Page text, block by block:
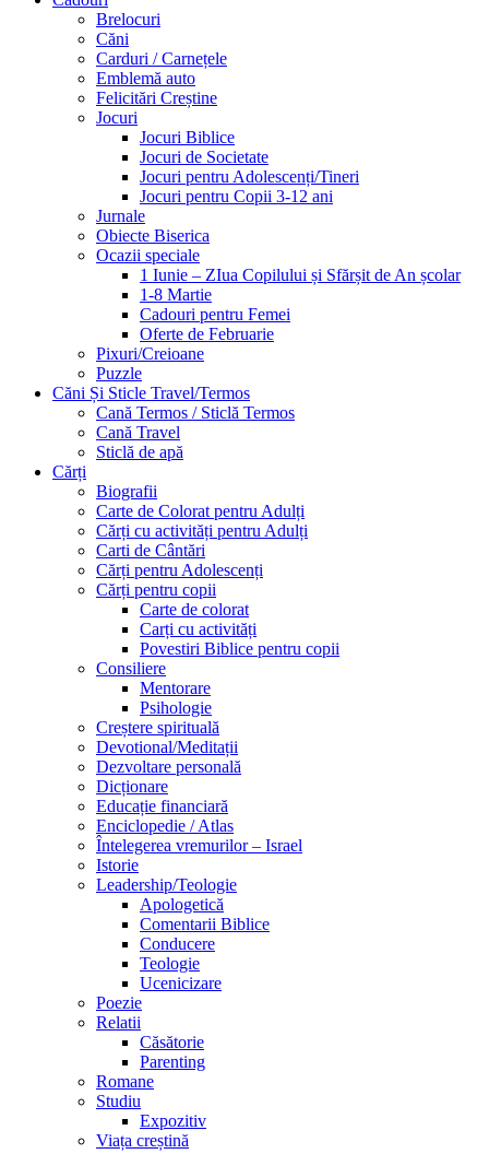
Brelocuri
Căni
Carduri / Carnețele
Emblemă auto
Felicitări Creștine
Jocuri
Jocuri Biblice
Jocuri de Societate
Jocuri pentru Adolescenți/Tineri
Jocuri pentru Copii 3-12 ani
Jurnale
Obiecte Biserica
Ocazii speciale
1 Iunie – ZIua Copilului și Sfărșit de An școlar
1-8 Martie
Cadouri pentru Femei
Oferte de Februarie
Pixuri/Creioane
Puzzle
Căni Și Sticle Travel/Termos
Cană Termos / Sticlă Termos
Cană Travel
Sticlă de apă
Cărți
Biografii
Carte de Colorat pentru Adulți
Cărți cu activități pentru Adulți
Carti de Cântări
Cărți pentru Adolescenți
Cărți pentru copii
Carte de colorat
Carți cu activități
Povestiri Biblice pentru copii
Consiliere
Mentorare
Psihologie
Creștere spirituală
Devotional/Meditații
Dezvoltare personală
Dicționare
Educație financiară
Enciclopedie / Atlas
Întelegerea vremurilor – Israel
Istorie
Leadership/Teologie
Apologetică
Comentarii Biblice
Conducere
Teologie
Ucenicizare
Poezie
Relatii
Căsătorie
Parenting
Romane
Studiu
Expozitiv
Viața creștină